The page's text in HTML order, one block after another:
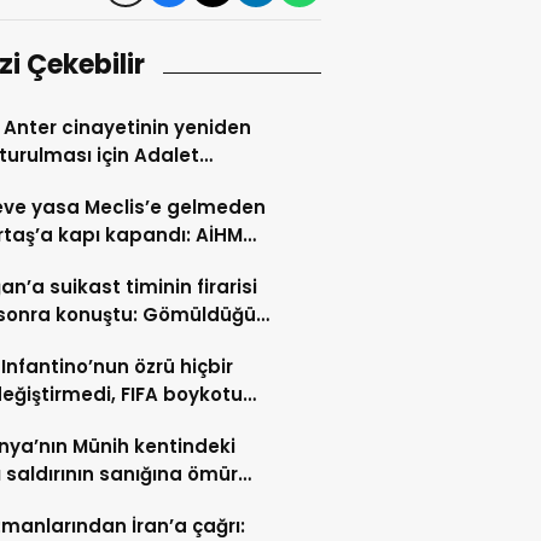
Çekebilir
Anter cinayetinin yeniden
için Adalet
yasa Meclis’e gelmeden
kapı kapandı: AİHM
veto tartışması
suikast timinin firarisi
sonra konuştu: Gömüldüğü
kazı başladı
Infantino’nun özrü hiçbir
FIFA boykotu
Münih kentindeki
saldırının sanığına ömür
İran’a çağrı: